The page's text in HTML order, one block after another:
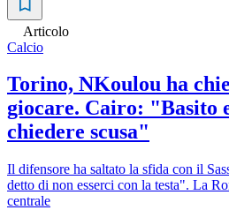
Articolo
Calcio
Torino, NKoulou ha
giocare. Cairo: "Basito
chiedere scusa"
Il difensore ha saltato la sfida con il
detto di non esserci con la testa". La
centrale